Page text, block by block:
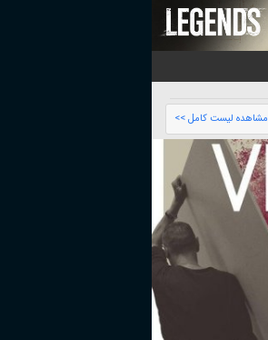
مشاهده لیست کامل >>